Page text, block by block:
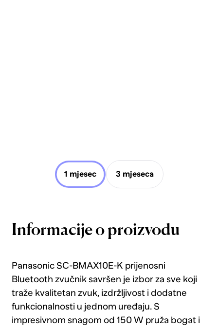
1 mjesec 3 mjeseca
Informacije o proizvodu
Panasonic SC-BMAX10E-K prijenosni
Bluetooth zvučnik savršen je izbor za sve koji
traže kvalitetan zvuk, izdržljivost i dodatne
funkcionalnosti u jednom uređaju. S
impresivnom snagom od 150 W pruža bogat i